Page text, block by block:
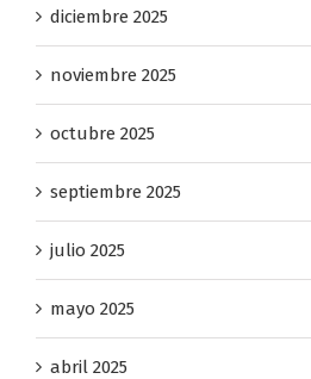
diciembre 2025
noviembre 2025
octubre 2025
septiembre 2025
julio 2025
mayo 2025
abril 2025